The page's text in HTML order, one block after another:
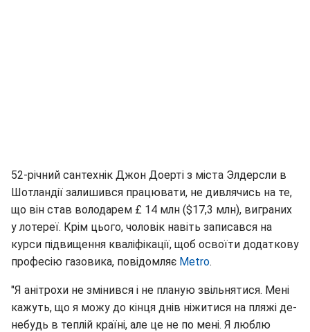
52-річний сантехнік Джон Доерті з міста Элдерсли в
Шотландії залишився працювати, не дивлячись на те,
що він став володарем £ 14 млн ($17,3 млн), виграних
у лотереї. Крім цього, чоловік навіть записався на
курси підвищення кваліфікації, щоб освоїти додаткову
професію газовика, повідомляє Metro.
"Я анітрохи не змінився і не планую звільнятися. Мені
кажуть, що я можу до кінця днів ніжитися на пляжі де-
небудь в теплій країні, але це не по мені. Я люблю